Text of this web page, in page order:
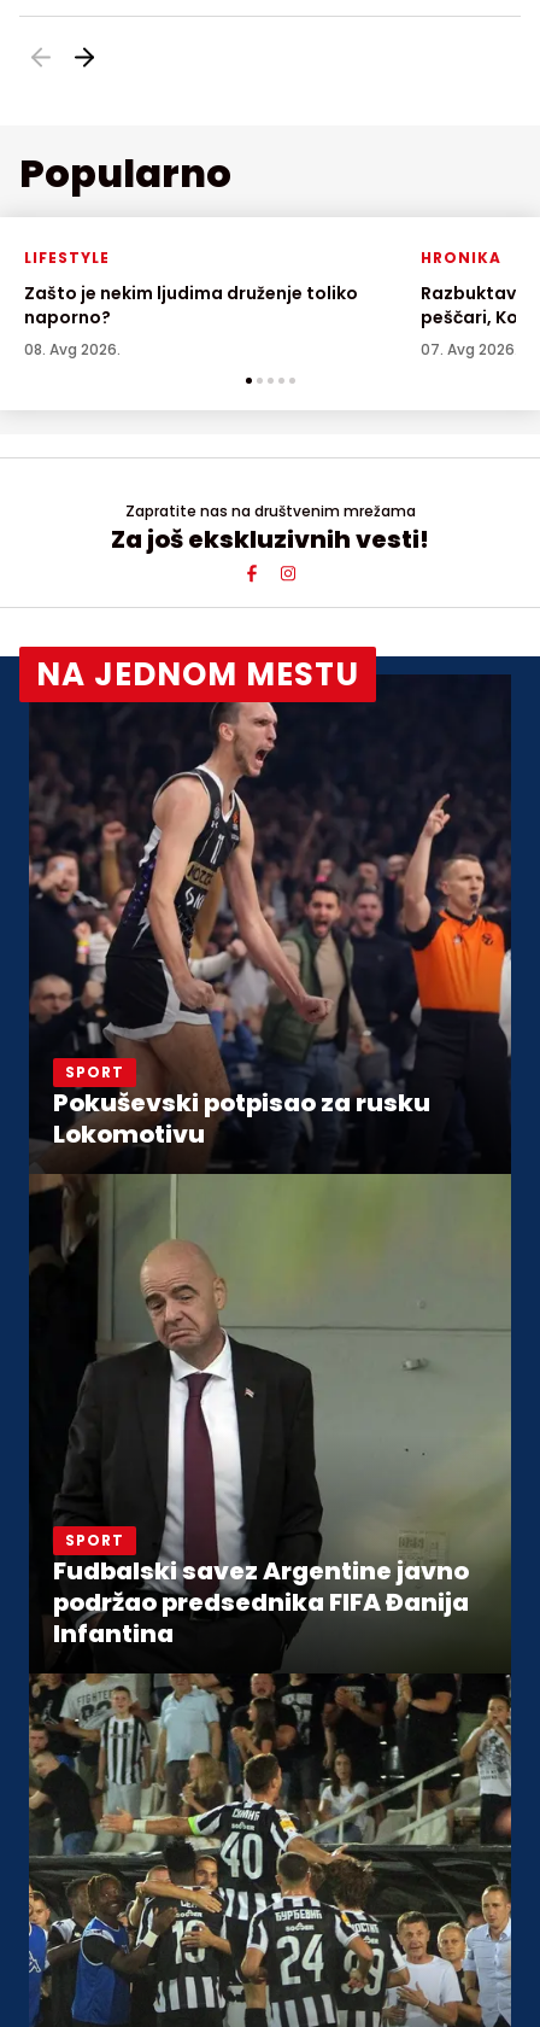
Popularno
LIFESTYLE
Zašto je nekim ljudima druženje toliko
naporno?
08. Avg 2026.
HRONIKA
Razbuktava
peščari,
07. Avg 2026.
Zapratite nas na društvenim mrežama
Za još ekskluzivnih vesti!
NA JEDNOM MESTU
SPORT
Pokuševski potpisao za rusku
Lokomotivu
SPORT
Fudbalski savez Argentine javno
podržao predsednika FIFA Đanija
Infantina